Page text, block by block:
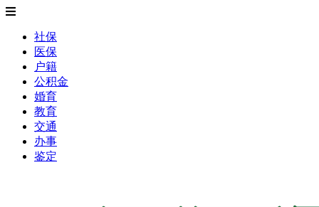
社保
医保
户籍
公积金
婚育
教育
交通
办事
鉴定